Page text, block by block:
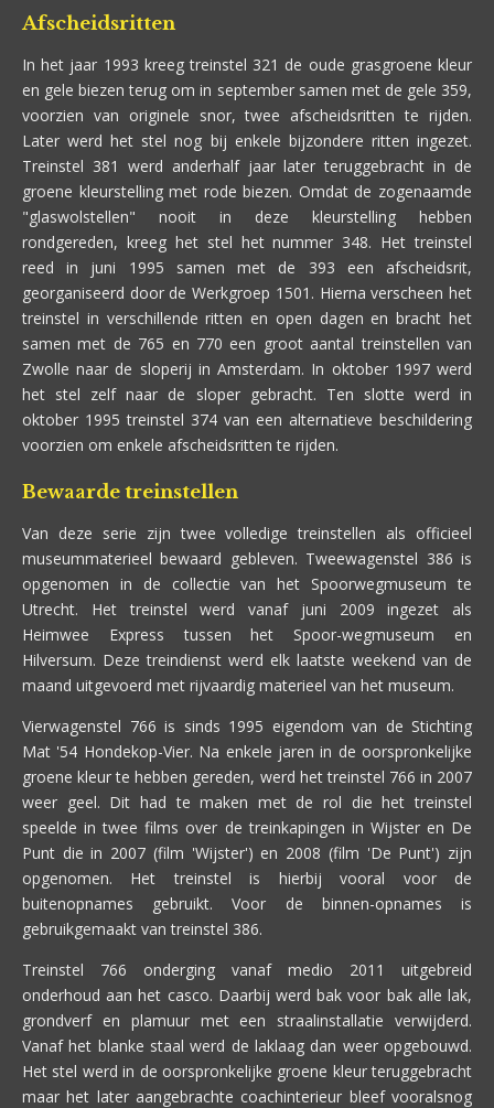
Afscheidsritten
In het jaar 1993 kreeg treinstel 321 de oude grasgroene kleur
en gele biezen terug om in september samen met de gele 359,
voorzien van originele snor, twee afscheidsritten te rijden.
Later werd het stel nog bij enkele bijzondere ritten ingezet.
Treinstel 381 werd anderhalf jaar later teruggebracht in de
groene kleurstelling met rode biezen. Omdat de zogenaamde
"glaswolstellen" nooit in deze kleurstelling hebben
rondgereden, kreeg het stel het nummer 348. Het treinstel
reed in juni 1995 samen met de 393 een afscheidsrit,
georganiseerd door de Werkgroep 1501. Hierna verscheen het
treinstel in verschillende ritten en open dagen en bracht het
samen met de 765 en 770 een groot aantal treinstellen van
Zwolle naar de sloperij in Amsterdam. In oktober 1997 werd
het stel zelf naar de sloper gebracht. Ten slotte werd in
oktober 1995 treinstel 374 van een alternatieve beschildering
voorzien om enkele afscheidsritten te rijden.
Bewaarde treinstellen
Van deze serie zijn twee volledige treinstellen als officieel
museummaterieel bewaard gebleven. Tweewagenstel 386 is
opgenomen in de collectie van het Spoorwegmuseum te
Utrecht. Het treinstel werd vanaf juni 2009 ingezet als
Heimwee Express tussen het Spoor-wegmuseum en
Hilversum. Deze treindienst werd elk laatste weekend van de
maand uitgevoerd met rijvaardig materieel van het museum.
Vierwagenstel 766 is sinds 1995 eigendom van de Stichting
Mat '54 Hondekop-Vier. Na enkele jaren in de oorspronkelijke
groene kleur te hebben gereden, werd het treinstel 766 in 2007
weer geel. Dit had te maken met de rol die het treinstel
speelde in twee films over de treinkapingen in Wijster en De
Punt die in 2007 (film 'Wijster') en 2008 (film 'De Punt') zijn
opgenomen. Het treinstel is hierbij vooral voor de
buitenopnames gebruikt. Voor de binnen-opnames is
gebruikgemaakt van treinstel 386.
Treinstel 766 onderging vanaf medio 2011 uitgebreid
onderhoud aan het casco. Daarbij werd bak voor bak alle lak,
grondverf en plamuur met een straalinstallatie verwijderd.
Vanaf het blanke staal werd de laklaag dan weer opgebouwd.
Het stel werd in de oorspronkelijke groene kleur teruggebracht
maar het later aangebrachte coachinterieur bleef vooralsnog